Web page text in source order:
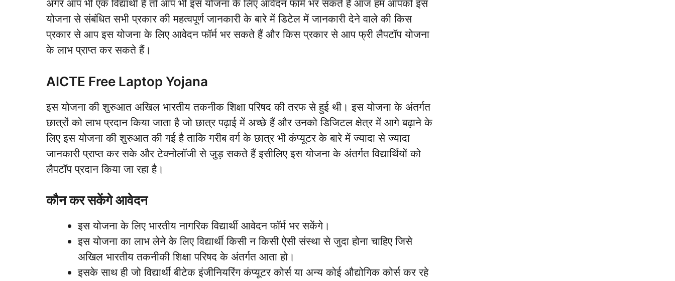
अगर आप भी एक विद्यार्थी हैं तो आप भी इस योजना के लिए आवेदन फॉर्म भर सकते हैं आज हम आपको इस
योजना से संबंधित सभी प्रकार की महत्वपूर्ण जानकारी के बारे में डिटेल में जानकारी देने वाले की किस
प्रकार से आप इस योजना के लिए आवेदन फॉर्म भर सकते हैं और किस प्रकार से आप फ्री लैपटॉप योजना
के लाभ प्राप्त कर सकते हैं।
AICTE Free Laptop Yojana
इस योजना की शुरुआत अखिल भारतीय तकनीक शिक्षा परिषद की तरफ से हुई थी। इस योजना के अंतर्गत
छात्रों को लाभ प्रदान किया जाता है जो छात्र पढ़ाई में अच्छे हैं और उनको डिजिटल क्षेत्र में आगे बढ़ाने के
लिए इस योजना की शुरुआत की गई है ताकि गरीब वर्ग के छात्र भी कंप्यूटर के बारे में ज्यादा से ज्यादा
जानकारी प्राप्त कर सके और टेक्नोलॉजी से जुड़ सकते हैं इसीलिए इस योजना के अंतर्गत विद्यार्थियों को
लैपटॉप प्रदान किया जा रहा है।
कौन कर सकेंगे आवेदन
इस योजना के लिए भारतीय नागरिक विद्यार्थी आवेदन फॉर्म भर सकेंगे।
इस योजना का लाभ लेने के लिए विद्यार्थी किसी न किसी ऐसी संस्था से जुदा होना चाहिए जिसे
अखिल भारतीय तकनीकी शिक्षा परिषद के अंतर्गत आता हो।
इसके साथ ही जो विद्यार्थी बीटेक इंजीनियरिंग कंप्यूटर कोर्स या अन्य कोई औद्योगिक कोर्स कर रहे